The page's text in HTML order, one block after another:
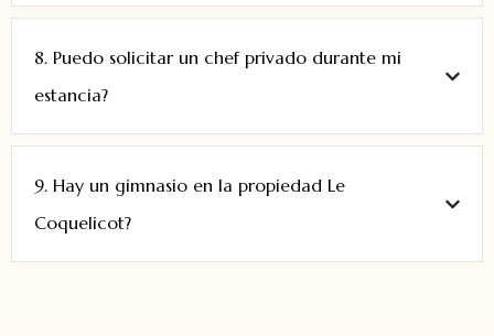
8. Puedo solicitar un chef privado durante mi
estancia?
9. Hay un gimnasio en la propiedad Le
Coquelicot?